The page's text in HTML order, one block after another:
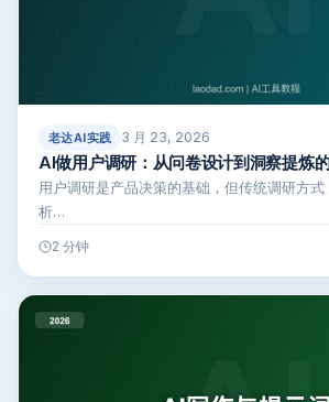
老达AI实践 3 月 23, 2026
AI做用户调研：从问卷设计到洞察提炼
用户调研是产品决策的基础，但传统调研方
析…
2 分钟